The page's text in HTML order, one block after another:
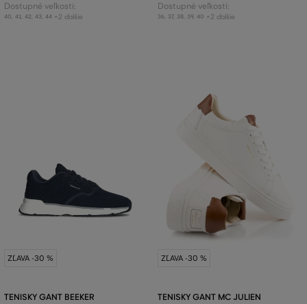
Dostupné veľkosti:
40 41, 42 43 44 +2 ďalšie
Dostupné veľkosti:
36 37, 38 39, 40 +2 ďalšie
ZĽAVA -30 %
TENISKY GANT BEEKER
ZĽAVA -30 %
TENISKY GANT MC JULIEN